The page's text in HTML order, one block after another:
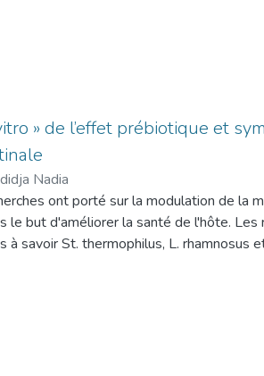
» de l’effet prébiotique et
Nadia
ont porté sur la modulation de la
le but d'améliorer la santé de l'hôte.
à savoir St. thermophilus, L. rhamnosus